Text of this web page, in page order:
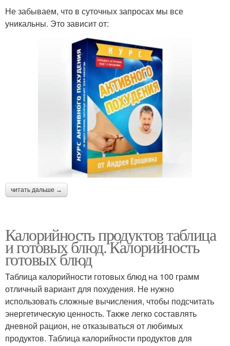
Не забываем, что в суточных запросах мы все
уникальны. Это зависит от:
читать дальше →
Калорийность продуктов таблица
и готовых блюд. Калорийность
готовых блюд
Таблица калорийности готовых блюд на 100 грамм
отличный вариант для похудения. Не нужно
использовать сложные вычисления, чтобы подсчитать
энергетическую ценность. Также легко составлять
дневной рацион, не отказываться от любимых
продуктов. Таблица калорийности продуктов для